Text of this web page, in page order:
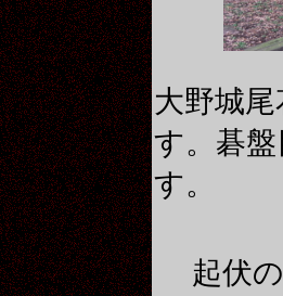
大野城
す。碁
す。
起伏の